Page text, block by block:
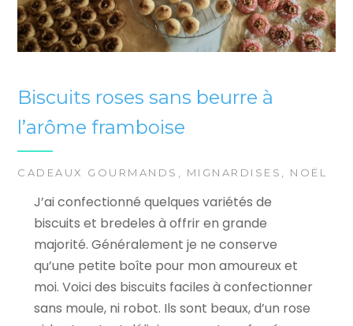
Biscuits roses sans beurre à
l’arôme framboise
CADEAUX GOURMANDS MIGNARDISES NOËL
J’ai confectionné quelques variétés de
biscuits et bredeles à offrir en grande
majorité. Généralement je ne conserve
qu’une petite boîte pour mon amoureux et
moi. Voici des biscuits faciles à confectionner
sans moule, ni robot. Ils sont beaux, d’un rose